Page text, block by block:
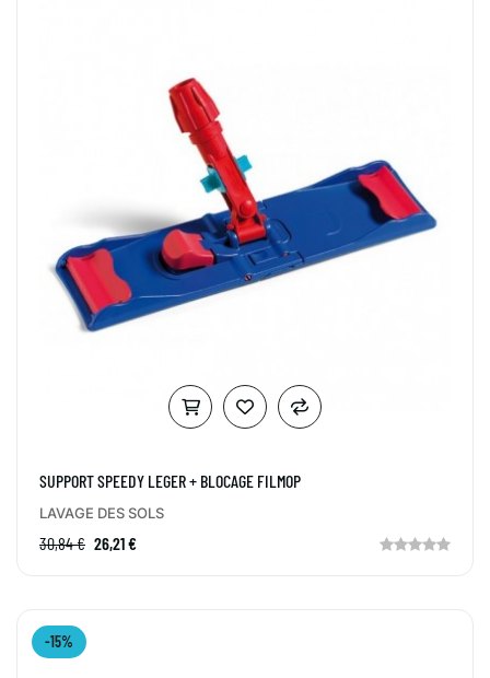
SUPPORT SPEEDY LEGER + BLOCAGE FILMOP
LAVAGE DES SOLS
30,84 € 26,21 €
-15%